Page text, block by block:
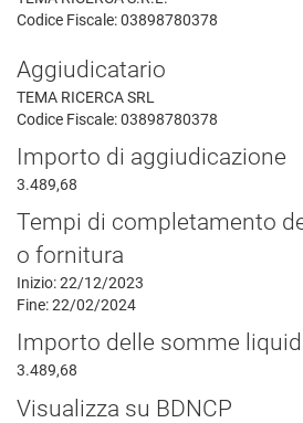
Codice Fiscale: 03898780378
Aggiudicatario
TEMA RICERCA SRL
Codice Fiscale: 03898780378
Importo di aggiudicazione
3.489,68
Tempi di completamento
o fornitura
Inizio: 22/12/2023
Fine: 22/02/2024
Importo delle somme
3.489,68
Visualizza su BDNCP